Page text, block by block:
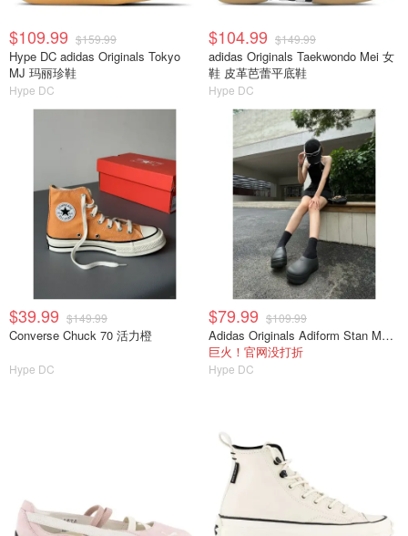
$109.99 $159.99
Hype DC adidas Originals Tokyo
MJ 玛丽珍鞋
Hype DC
$104.99 $149.99
adidas Originals Taekwondo Mei 女
鞋 皮革芭蕾平底鞋
Hype DC
$39.99 $149.99
Converse Chuck 70 活力橙
Hype DC
$79.99 $109.99
Adidas Originals Adiform Stan Mule 厨师鞋
巨火！官网没打折
Hype DC